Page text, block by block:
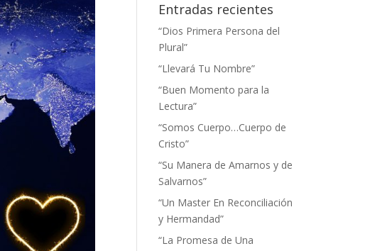
Entradas recientes
“Dios Primera Persona del
Plural”
“Llevará Tu Nombre”
“Buen Momento para la
Lectura”
“Somos Cuerpo…Cuerpo de
Cristo”
“Su Manera de Amarnos y de
Salvarnos”
“Un Master En Reconciliación
y Hermandad”
“La Promesa de Una